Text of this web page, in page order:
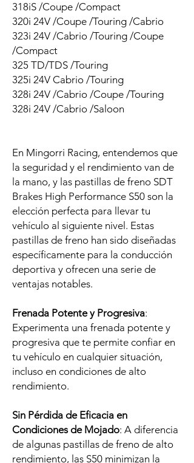
318iS /Coupe /Compact
320i 24V /Coupe /Touring /Cabrio
323i 24V /Cabrio /Touring /Coupe
/Compact
325 TD/TDS /Touring
325i 24V Cabrio /Touring
328i 24V /Cabrio /Coupe /Touring
328i 24V /Cabrio /Saloon
En Mingorri Racing, entendemos que
la seguridad y el rendimiento van de
la mano, y las pastillas de freno SDT
Brakes High Performance S50 son la
elección perfecta para llevar tu
vehículo al siguiente nivel. Estas
pastillas de freno han sido diseñadas
específicamente para la conducción
deportiva y ofrecen una serie de
ventajas notables.
Frenada Potente y Progresiva:
Experimenta una frenada potente y
progresiva que te permite confiar en
tu vehículo en cualquier situación,
incluso en condiciones de alto
rendimiento.
Sin Pérdida de Eficacia en
Condiciones de Mojado: A diferencia
de algunas pastillas de freno de alto
rendimiento, las S50 minimizan la